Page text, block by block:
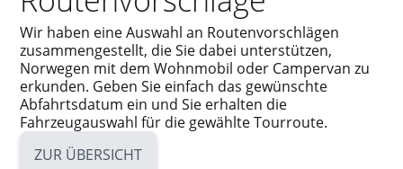
Wir haben eine Auswahl an Routenvorschlägen
zusammengestellt, die Sie dabei unterstützen,
Norwegen mit dem Wohnmobil oder Campervan zu
erkunden. Geben Sie einfach das gewünschte
Abfahrtsdatum ein und Sie erhalten die
Fahrzeugauswahl für die gewählte Tourroute.
ZUR ÜBERSICHT